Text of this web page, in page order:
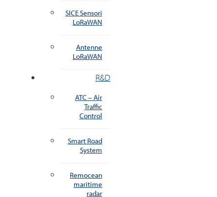
SICE Sensori
LoRaWAN
Antenne
LoRaWAN
R&D
ATC – Air
Traffic
Control
Smart Road
System
Remocean
maritime
radar